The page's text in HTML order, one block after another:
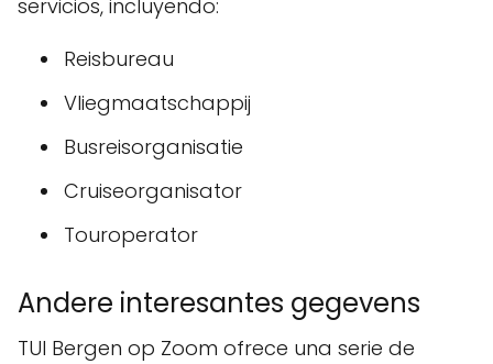
servicios, incluyendo:
Reisbureau
Vliegmaatschappij
Busreisorganisatie
Cruiseorganisator
Touroperator
Andere interesantes gegevens
TUI Bergen op Zoom ofrece una serie de